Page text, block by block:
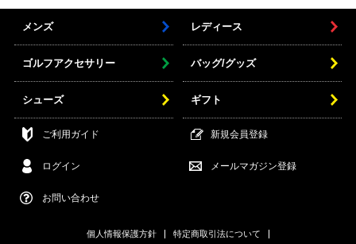
メンズ レディース
ゴルフアクセサリー バッグ/グッズ
シューズ ギフト
ご利用ガイド 新規会員登録
ログイン メールマガジン登録
お問い合わせ
個人情報保護方針 特定商取引法について